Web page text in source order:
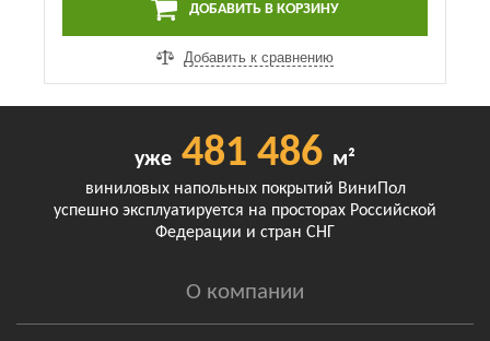
ДОБАВИТЬ В КОРЗИНУ
Добавить к сравнению
уже 481 486 м²
виниловых напольных покрытий ВиниПол
успешно эксплуатируется на просторах Российской
Федерации и стран СНГ
О компании